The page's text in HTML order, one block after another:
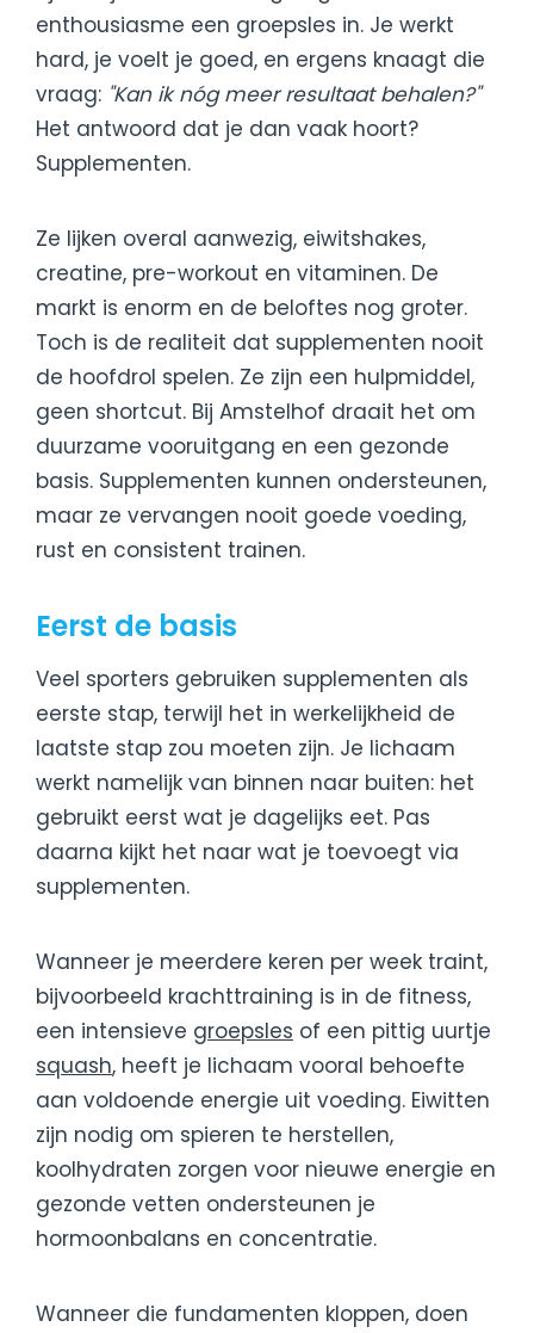
enthousiasme een groepsles in. Je werkt
hard, je voelt je goed, en ergens knaagt die
vraag: "Kan ik nóg meer resultaat behalen?"
Het antwoord dat je dan vaak hoort?
Supplementen.
Ze lijken overal aanwezig, eiwitshakes,
creatine, pre-workout en vitaminen. De
markt is enorm en de beloftes nog groter.
Toch is de realiteit dat supplementen nooit
de hoofdrol spelen. Ze zijn een hulpmiddel,
geen shortcut. Bij Amstelhof draait het om
duurzame vooruitgang en een gezonde
basis. Supplementen kunnen ondersteunen,
maar ze vervangen nooit goede voeding,
rust en consistent trainen.
Eerst de basis
Veel sporters gebruiken supplementen als
eerste stap, terwijl het in werkelijkheid de
laatste stap zou moeten zijn. Je lichaam
werkt namelijk van binnen naar buiten: het
gebruikt eerst wat je dagelijks eet. Pas
daarna kijkt het naar wat je toevoegt via
supplementen.
Wanneer je meerdere keren per week traint,
bijvoorbeeld krachttraining is in de fitness,
een intensieve groepsles of een pittig uurtje
squash, heeft je lichaam vooral behoefte
aan voldoende energie uit voeding. Eiwitten
zijn nodig om spieren te herstellen,
koolhydraten zorgen voor nieuwe energie en
gezonde vetten ondersteunen je
hormoonbalans en concentratie.
Wanneer die fundamenten kloppen, doen